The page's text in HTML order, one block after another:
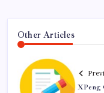
Other Articles
XPeng